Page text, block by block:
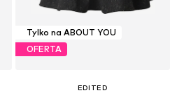
Tylko na ABOUT YOU
OFERTA
EDITED